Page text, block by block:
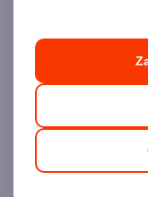
czytnika kodów
kredytowych i
Zarządzanie
Zarządzanie